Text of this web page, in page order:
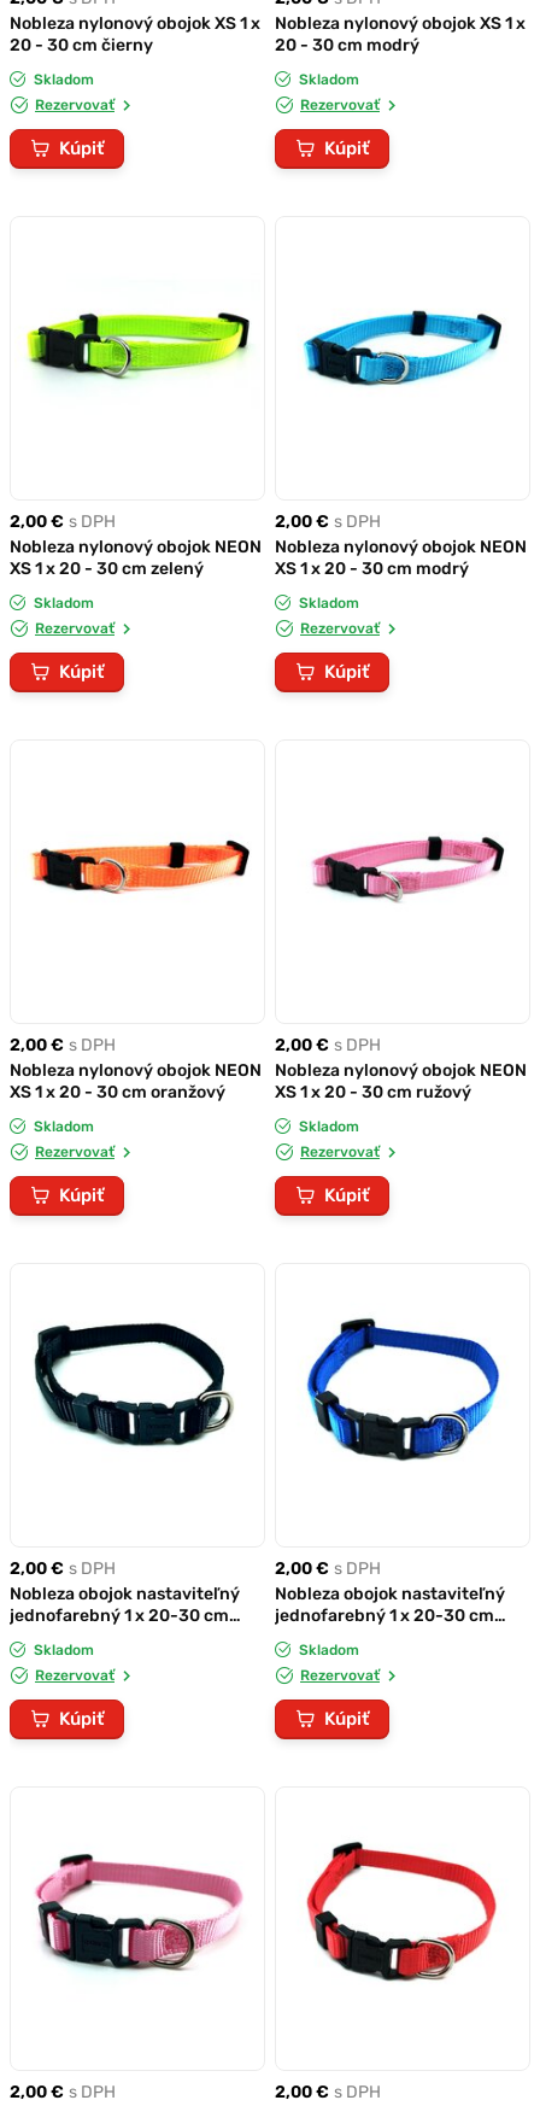
Nobleza nylonový obojok XS 1 x
20 - 30 cm čierny
Skladom
Rezervovať
Kúpiť
Nobleza nylonový obojok XS 1 x
20 - 30 cm modrý
Skladom
Rezervovať
Kúpiť
2,00 € s DPH
Nobleza nylonový obojok NEON
XS 1 x 20 - 30 cm zelený
Skladom
Rezervovať
Kúpiť
2,00 € s DPH
Nobleza nylonový obojok NEON
XS 1 x 20 - 30 cm modrý
Skladom
Rezervovať
Kúpiť
2,00 € s DPH
Nobleza nylonový obojok NEON
XS 1 x 20 - 30 cm oranžový
Skladom
Rezervovať
Kúpiť
2,00 € s DPH
Nobleza nylonový obojok NEON
XS 1 x 20 - 30 cm ružový
Skladom
Rezervovať
Kúpiť
2,00 € s DPH
Nobleza obojok nastaviteľný
jednofarebný 1 x 20-30 cm
čierny
Skladom
Rezervovať
Kúpiť
2,00 € s DPH
Nobleza obojok nastaviteľný
jednofarebný 1 x 20-30 cm
modrý
Skladom
Rezervovať
Kúpiť
2,00 € s DPH
2,00 € s DPH